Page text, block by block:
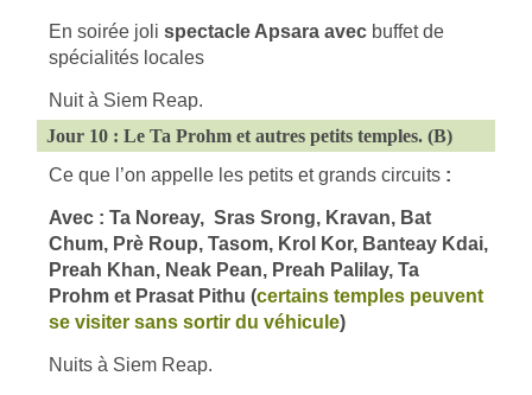
En soirée jolispectacle Apsara avec buffet de
spécialités locales
Nuit à Siem Reap.
Jour 10 : Le Ta Prohm et autres petits temples. (B)
Ce que l’on appelle les petits et grands circuits :
Avec : Ta Noreay, Sras Srong, Kravan, Bat
Chum, Prè Roup, Tasom, Krol Kor, Banteay Kdai,
Preah Khan, Neak Pean, Preah Palilay, Ta
Prohm et Prasat Pithu (certains temples peuvent
se visiter sans sortir du véhicule)
Nuits à Siem Reap.